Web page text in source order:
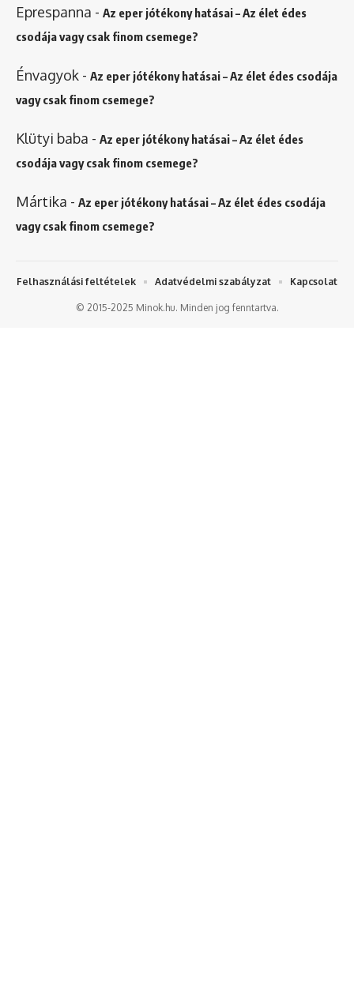
Eprespanna - Az eper jótékony hatásai – Az élet édes
csodája vagy csak finom csemege?
Énvagyok - Az eper jótékony hatásai – Az élet édes csodája
vagy csak finom csemege?
Klütyi baba - Az eper jótékony hatásai – Az élet édes
csodája vagy csak finom csemege?
Mártika - Az eper jótékony hatásai – Az élet édes csodája
vagy csak finom csemege?
© 2015-2025 Minok.hu. Minden jog fenntartva.
Felhasználási feltételek Adatvédelmi szabályzat Kapcsolat